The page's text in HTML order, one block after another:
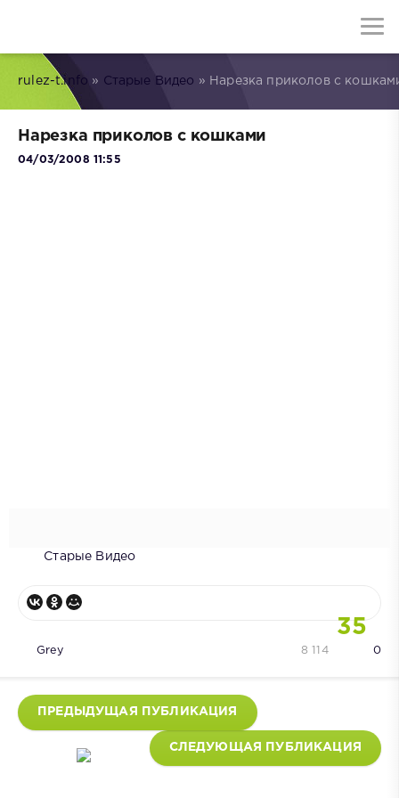
rulez-t.info » Старые Видео » Нарезка приколов с
Нарезка приколов с кошками
04/03/2008 11:55
Старые Видео
35
Grey 0
8 114
ПРЕДЫДУЩАЯ ПУБЛИКАЦИЯ
СЛЕДУЮЩАЯ ПУБЛИКАЦИЯ